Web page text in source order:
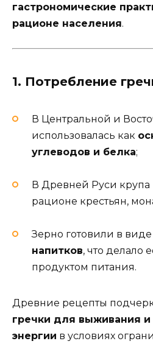
гастрономические
рационе населения.
1. Потребление
В Центральной и
использовалась как
углеводов и белка;
В Древней Руси крупа
рационе крестьян,
Зерно готовили в виде
напитков, что делало
продуктом питания.
Древние рецепты
гречки для выживания
энергии в условиях